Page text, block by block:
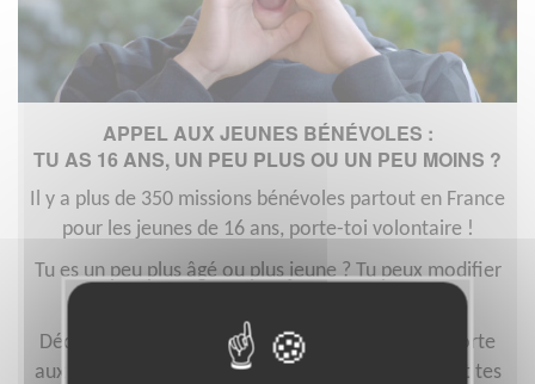
APPEL AUX JEUNES BÉNÉVOLES :
TU AS 16 ANS, UN PEU PLUS OU UN PEU MOINS ?
Il y a plus de 350 missions bénévoles partout en France
pour les jeunes de 16 ans, porte-toi volontaire !
Tu es un peu plus âgé ou plus jeune ? Tu peux modifier
Découvre une expérience unique et riche, et apporte
aux associations ton enthousiasme, ton énergie et tes